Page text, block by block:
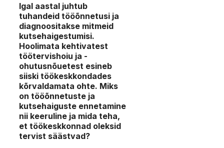
Igal aastal juhtub
tuhandeid tööõnnetusi ja
diagnoositakse mitmeid
kutsehaigestumisi.
Hoolimata kehtivatest
töötervishoiu ja -
ohutusnõuetest esineb
siiski töökeskkondades
kõrvaldamata ohte. Miks
on tööõnnetuste ja
kutsehaiguste ennetamine
nii keeruline ja mida teha,
et töökeskkonnad oleksid
tervist säästvad?